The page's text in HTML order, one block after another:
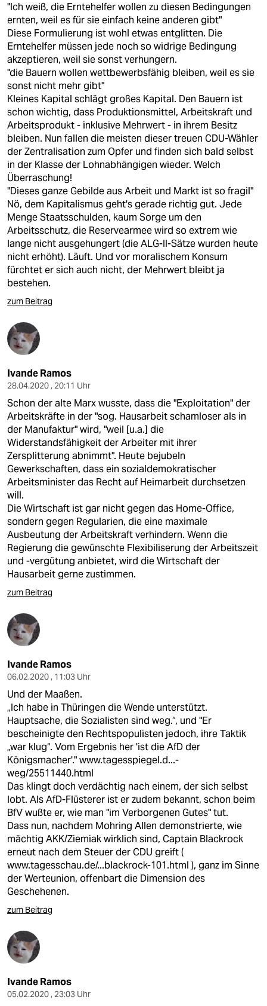
"Ich weiß, die Erntehelfer wollen zu diesen Bedingungen
ernten, weil es für sie einfach keine anderen gibt"
Diese Formulierung ist wohl etwas entglitten. Die
Erntehelfer müssen jede noch so widrige Bedingung
akzeptieren, weil sie sonst verhungern.
"die Bauern wollen wettbewerbsfähig bleiben, weil es sie
sonst nicht mehr gibt"
Kleines Kapital schlägt großes Kapital. Den Bauern ist
schon wichtig, dass Produktionsmittel, Arbeitskraft und
Arbeitsprodukt - inklusive Mehrwert - in ihrem Besitz
bleiben. Nun fallen die meisten dieser treuen CDU-Wähler
der Zentralisation zum Opfer und finden sich bald selbst
in der Klasse der Lohnabhängigen wieder. Welch
Überraschung!
"Dieses ganze Gebilde aus Arbeit und Markt ist so fragil"
Nö, dem Kapitalismus geht's gerade richtig gut. Jede
Menge Staatsschulden, kaum Sorge um den
Arbeitsschutz, die Reservearmee wird so extrem wie
lange nicht ausgehungert (die ALG-II-Sätze wurden heute
nicht erhöht). Läuft. Und vor moralischem Konsum
fürchtet er sich auch nicht, der Mehrwert bleibt ja
bestehen.
zum Beitrag
Ivande Ramos
28.04.2020 , 20:11 Uhr
Schon der alte Marx wusste, dass die "Exploitation" der
Arbeitskräfte in der "sog. Hausarbeit schamloser als in
der Manufaktur" wird, "weil [u.a.] die
Widerstandsfähigkeit der Arbeiter mit ihrer
Zersplitterung abnimmt". Heute bejubeln
Gewerkschaften, dass ein sozialdemokratischer
Arbeitsminister das Recht auf Heimarbeit durchsetzen
will.
Die Wirtschaft ist gar nicht gegen das Home-Office,
sondern gegen Regularien, die eine maximale
Ausbeutung der Arbeitskraft verhindern. Wenn die
Regierung die gewünschte Flexibiliserung der Arbeitszeit
und -vergütung anbietet, wird die Wirtschaft der
Hausarbeit gerne zustimmen.
zum Beitrag
Ivande Ramos
06.02.2020 , 11:03 Uhr
Und der Maaßen.
„Ich habe in Thüringen die Wende unterstützt.
Hauptsache, die Sozialisten sind weg.“, und "Er
bescheinigte den Rechtspopulisten jedoch, ihre Taktik
„war klug“. Vom Ergebnis her 'ist die AfD der
Königsmacher'."www.tagesspiegel.d...-
weg/25511440.html
Das klingt doch verdächtig nach einem, der sich selbst
lobt. Als AfD-Flüsterer ist er zudem bekannt, schon beim
BfV wußte er, wie man "im Verborgenen Gutes" tut.
Dass nun, nachdem Mohring Allen demonstrierte, wie
mächtig AKK/Ziemiak wirklich sind, Captain Blackrock
erneut nach dem Steuer der CDU greift (
www.tagesschau.de/...blackrock-101.html ), ganz im Sinne
der Werteunion, offenbart die Dimension des
Geschehenen.
zum Beitrag
Ivande Ramos
05.02.2020 , 23:03 Uhr